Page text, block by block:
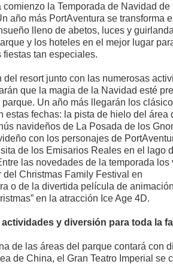
comienzo la Temporada de Navidad de
año más PortAventura se transforma
lleno de abetos, luces y
y los hoteles en el mejor lugar
fiestas tan especiales.
del resort junto con las numerosas
que la magia de la Navidad esté
Un año más llegarán los
estas fechas: la pista de hielo del área
navideños de La Posada de los
con los personajes de
de los Emisarios Reales en el lago
las novedades de la temporada los
del Christmas Family Festival en
o de la divertida película de
en la atracción Ice Age 4D.
y diversión para toda la
de las áreas del parque contará con
de China, el Gran Teatro Imperial se